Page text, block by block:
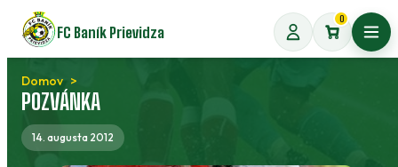
Preskočiť
na
obsah
FC Baník Prievidza
0
Domov
POZVÁNKA
14. augusta 2012